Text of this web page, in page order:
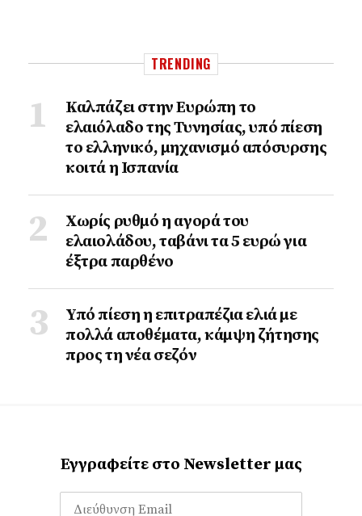
TRENDING
Καλπάζει στην Ευρώπη το
ελαιόλαδο της Τυνησίας, υπό πίεση
το ελληνικό, μηχανισμό απόσυρσης
κοιτά η Ισπανία
Χωρίς ρυθμό η αγορά του
ελαιολάδου, ταβάνι τα 5 ευρώ για
έξτρα παρθένο
Υπό πίεση η επιτραπέζια ελιά με
πολλά αποθέματα, κάμψη ζήτησης
προς τη νέα σεζόν
Εγγραφείτε στο Newsletter μας